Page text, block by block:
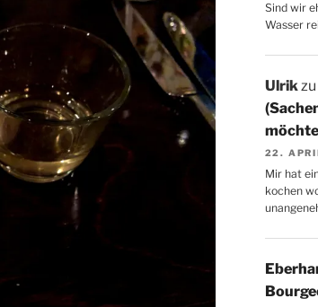
Sind wir
Wasser
Ulrikzu
22.
Mir hat
kochen